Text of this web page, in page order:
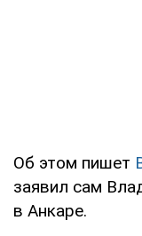
Об этом пишет
заявил сам
в Анкаре.